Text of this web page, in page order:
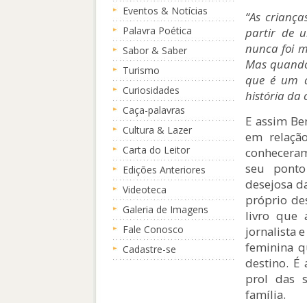
Eventos & Notícias
Palavra Poética
Sabor & Saber
Turismo
Curiosidades
Caça-palavras
Cultura & Lazer
Carta do Leitor
Edições Anteriores
Videoteca
Galeria de Imagens
Fale Conosco
Cadastre-se
“As
partir de
nunca foi
Mas
que é um
história da
E assim
em
seu
desejosa
próprio
livro que
jornalista
feminina
destino. É
prol das
família.